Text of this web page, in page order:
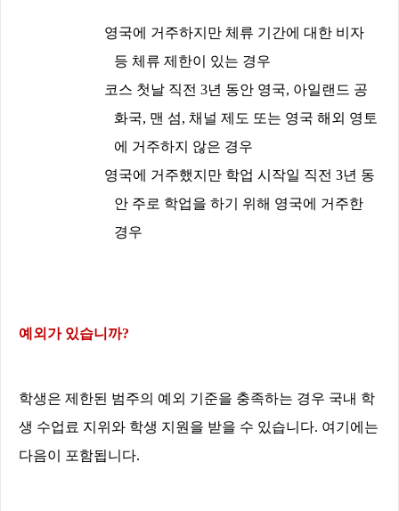
영국에 거주하지만 체류 기간에 대한 비자
등 체류 제한이 있는 경우
코스 첫날 직전 3년 동안 영국, 아일랜드 공
화국, 맨 섬, 채널 제도 또는 영국 해외 영토
에 거주하지 않은 경우
영국에 거주했지만 학업 시작일 직전 3년 동
안 주로 학업을 하기 위해 영국에 거주한
경우
예외가 있습니까?
학생은 제한된 범주의 예외 기준을 충족하는 경우 국내 학
생 수업료 지위와 학생 지원을 받을 수 있습니다. 여기에는
다음이 포함됩니다.